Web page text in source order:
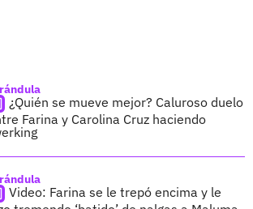
¿Quién se mueve mejor? Caluroso duelo
Farina y Carolina Cruz haciendo
Video: Farina se le trepó encima y le